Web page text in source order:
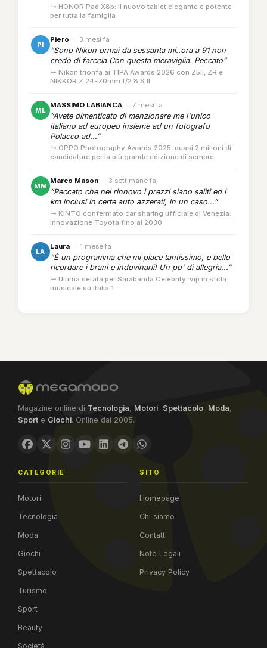
↳ HONOR Pad X8b: il nuovo tablet elegante e potente
per tutta la famiglia
PI
Piero · 3 mesi fa
“Sono Nikon ormai da sessanta mi..ora a 91 non
credo di farcela Con questa meraviglia. Peccato”
↳ Nikon trionfa ai TIPA Awards 2026 con Z5II, ZR e
NIKKOR Z 24-70mm f/2.8 S II
ML
MASSIMO LABIANCA · 7 mesi fa
“Avete dimenticato di menzionare me l'unico
italiano ad europeo insieme ad un fotografo
Polacco ad...”
↳ OPPO Photography Awards 2025: quasi 2 milioni di
candidature per la più grande edizione di sempre
MM
Marco Mason · 3 settimane fa
“Peccato che nel rinnovo i prezzi siano saliti ed i
km inclusi in certe auto azzerati, in un caso...”
↳ KINTO confermato car sharing ufficiale di Venezia:
innovazione Toyota fino al 2030
LA
Laura · 1 mese fa
“È un programma che mi piace tantissimo, e bello
ricordare i brani e indovinarli! Un po' di allegria...”
↳ Ultima serata per Sarabanda Celebrity: vip in sfida
musicale su Italia 1
Magazine online di Tecnologia, Motori, Spettacolo, Moda,
Sport e Giochi. Online dal 2005.
CATEGORIE
Motori
Tecnologia
Moda
Giochi
Spettacolo
Turismo
Sport
Beauty
Società
SITO
Homepage
Chi siamo
Contatti
Note Legali
Privacy Policy